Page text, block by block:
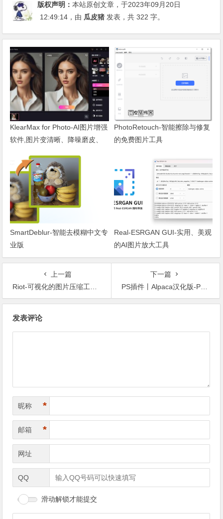
版权声明：本站原创文章，于2023年09月20日
12:49:14 ，由 瓜皮猪 发表，共 322 字。
KlearMax for Photo-AI图片增强
软件,图片变清晰、降噪磨皮、
PhotoRetouch-智能擦除与修复
的免费图片工具
SmartDeblur-智能去模糊中文专
业版
Real-ESRGAN GUI-实用、美观
的AI图片放大工具
上一篇
Riot-可视化的图片压缩工具，可指定图片大小
下一篇
PS插件丨Alpaca汉化版-PS最智能的AI插件！
发表评论
昵称 *
邮箱 *
网址
QQ
滑动解锁才能提交